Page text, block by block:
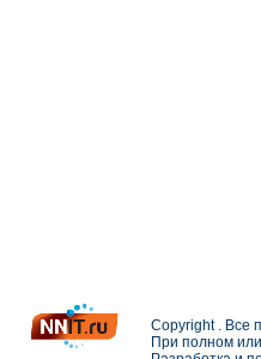
Copyright . Все
При полном